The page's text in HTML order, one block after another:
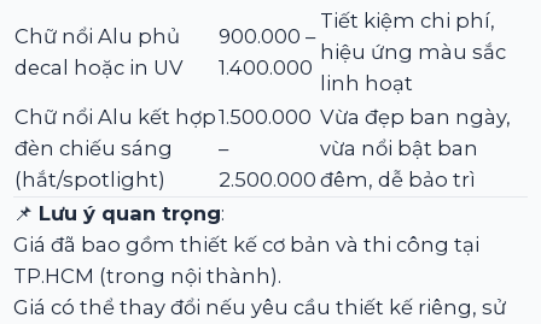
Chữ nổi Alu phủ
decal hoặc in UV
900.000 –
1.400.000
Tiết kiệm chi phí,
hiệu ứng màu sắc
linh hoạt
Chữ nổi Alu kết hợp
đèn chiếu sáng
(hắt/spotlight)
1.500.000
–
2.500.000
Vừa đẹp ban ngày,
vừa nổi bật ban
đêm, dễ bảo trì
📌 Lưu ý quan trọng:
Giá đã bao gồm thiết kế cơ bản và thi công tại
TP.HCM (trong nội thành).
Giá có thể thay đổi nếu yêu cầu thiết kế riêng, sử